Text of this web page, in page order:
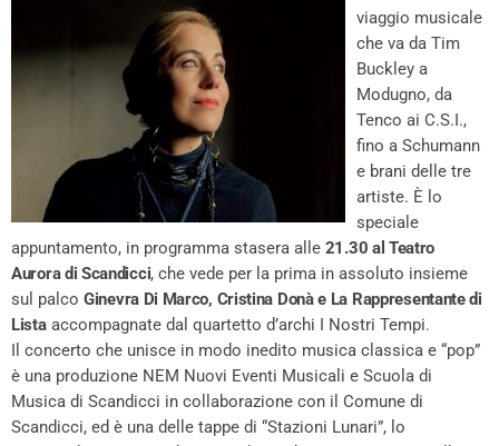
viaggio musicale
che va da Tim
Buckley a
Modugno, da
Tenco ai C.S.I.,
fino a Schumann
e brani delle tre
artiste. È lo
speciale
appuntamento, in programma stasera alle 21.30 al Teatro
Aurora di Scandicci, che vede per la prima in assoluto insieme
sul palco Ginevra Di Marco, Cristina Donà e La Rappresentante di
Listaaccompagnate dal quartetto d’archi I Nostri Tempi.
Il concerto che unisce in modo inedito musica classica e “pop”
è una produzione NEM Nuovi Eventi Musicali e Scuola di
Musica di Scandicci in collaborazione con il Comune di
Scandicci, ed è una delle tappe di “Stazioni Lunari”, lo